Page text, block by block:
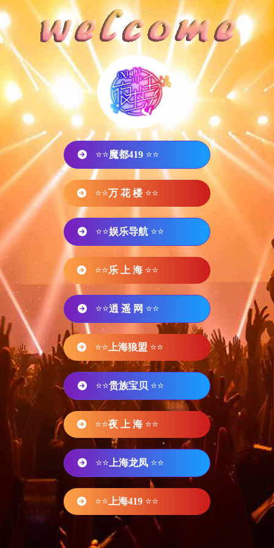
⭐⭐魔都419 ⭐⭐
⭐⭐万 花 楼 ⭐⭐
⭐⭐娱乐导航 ⭐⭐
⭐⭐乐 上 海 ⭐⭐
⭐⭐逍 遥 网 ⭐⭐
⭐⭐ 上海狼盟 ⭐⭐
⭐⭐贵族宝贝 ⭐⭐
⭐⭐夜 上 海 ⭐⭐
⭐⭐ 上海龙凤 ⭐⭐
⭐⭐ 上海419 ⭐⭐